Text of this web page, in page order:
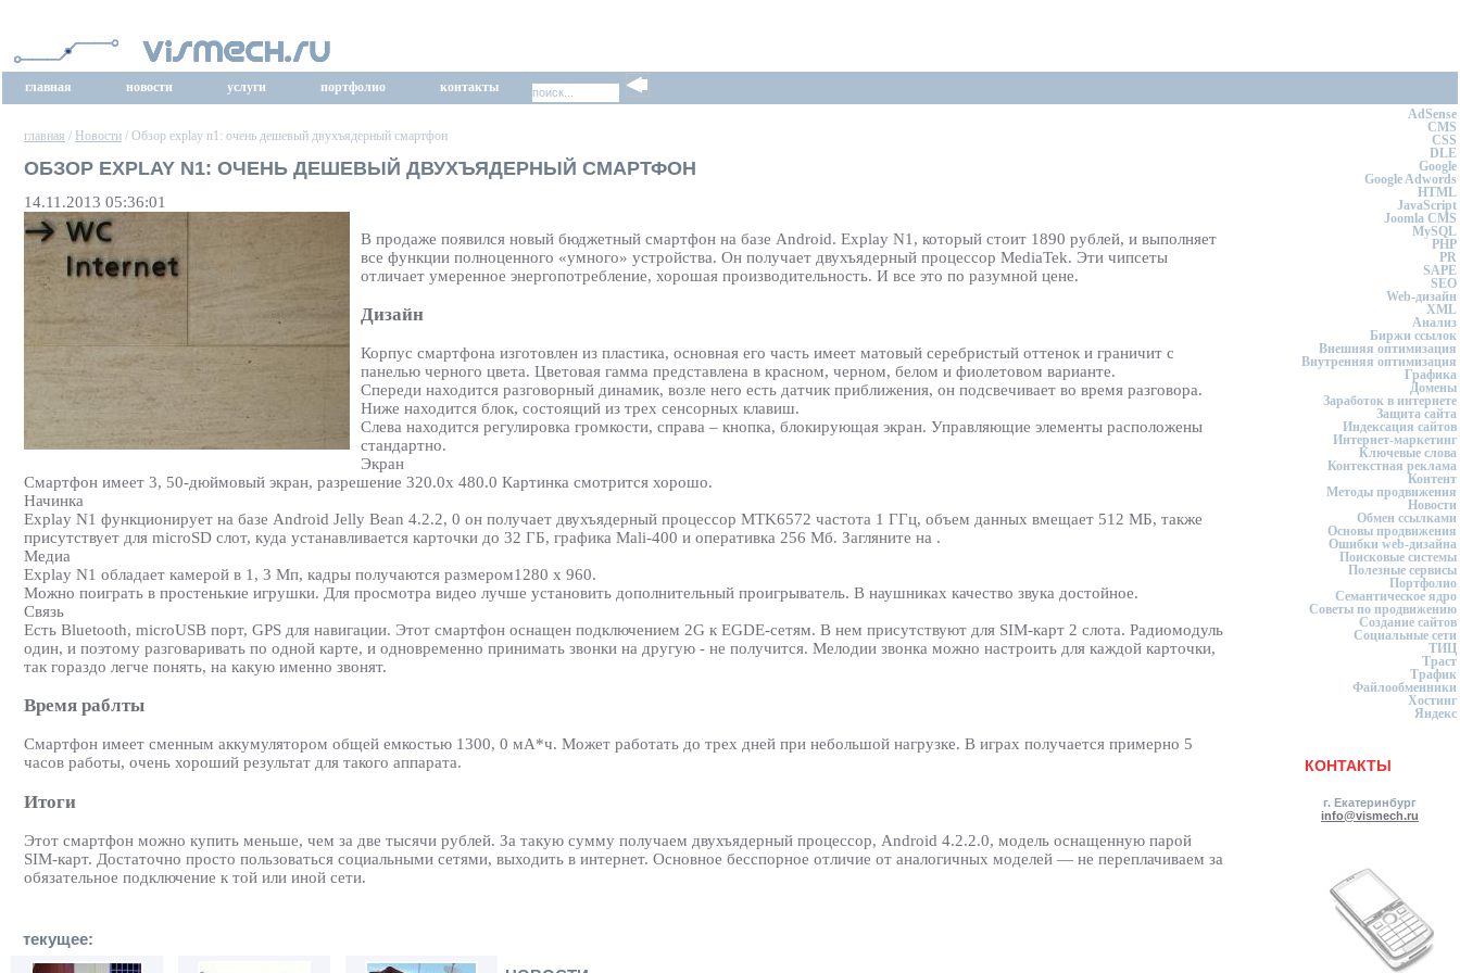
главная новости услуги портфолио контакты
главная / Новости / Обзор explay n1: очень дешевый двухъядерный смартфон
ОБЗОР EXPLAY N1: ОЧЕНЬ ДЕШЕВЫЙ ДВУХЪЯДЕРНЫЙ СМАРТФОН
14.11.2013 05:36:01
В продаже появился новый бюджетный смартфон на базе Android. Explay N1, который стоит 1890 рублей, и выполняет
все функции полноценного «умного» устройства. Он получает двухъядерный процессор MediaTek. Эти чипсеты
отличает умеренное энергопотребление, хорошая производительность. И все это по разумной цене.
Дизайн
Корпус смартфона изготовлен из пластика, основная его часть имеет матовый серебристый оттенок и граничит с
панелью черного цвета. Цветовая гамма представлена в красном, черном, белом и фиолетовом варианте.
Спереди находится разговорный динамик, возле него есть датчик приближения, он подсвечивает во время разговора.
Ниже находится блок, состоящий из трех сенсорных клавиш.
Слева находится регулировка громкости, справа – кнопка, блокирующая экран. Управляющие элементы расположены
стандартно.
Экран
Смартфон имеет 3, 50-дюймовый экран, разрешение 320.0х 480.0 Картинка смотрится хорошо.
Начинка
Explay N1 функционирует на базе Android Jelly Bean 4.2.2, 0 он получает двухъядерный процессор MTK6572 частота 1 ГГц, объем данных вмещает 512 МБ, также
присутствует для microSD слот, куда устанавливается карточки до 32 ГБ, графика Mali-400 и оперативка 256 Мб. Загляните на .
Медиа
Explay N1 обладает камерой в 1, 3 Мп, кадры получаются размером1280 х 960.
Можно поиграть в простенькие игрушки. Для просмотра видео лучше установить дополнительный проигрыватель. В наушниках качество звука достойное.
Связь
Есть Bluetooth, microUSB порт, GPS для навигации. Этот смартфон оснащен подключением 2G к EGDE-сетям. В нем присутствуют для SIM-карт 2 слота. Радиомодуль
один, и поэтому разговаривать по одной карте, и одновременно принимать звонки на другую - не получится. Мелодии звонка можно настроить для каждой карточки,
так гораздо легче понять, на какую именно звонят.
Время раблты
Смартфон имеет сменным аккумулятором общей емкостью 1300, 0 мА*ч. Может работать до трех дней при небольшой нагрузке. В играх получается примерно 5
часов работы, очень хороший результат для такого аппарата.
Итоги
Этот смартфон можно купить меньше, чем за две тысячи рублей. За такую сумму получаем двухъядерный процессор, Android 4.2.2.0, модель оснащенную парой
SIM-карт. Достаточно просто пользоваться социальными сетями, выходить в интернет. Основное бесспорное отличие от аналогичных моделей — не переплачиваем за
обязательное подключение к той или иной сети.
AdSense
CMS
CSS
DLE
Google
Google Adwords
HTML
JavaScript
Joomla CMS
MySQL
PHP
PR
SAPE
SEO
Web-дизайн
XML
Анализ
Биржи ссылок
Внешняя оптимизация
Внутренняя оптимизация
Графика
Домены
Заработок в интернете
Защита сайта
Индексация сайтов
Интернет-маркетинг
Ключевые слова
Контекстная реклама
Контент
Методы продвижения
Новости
Обмен ссылками
Основы продвижения
Ошибки web-дизайна
Поисковые системы
Полезные сервисы
Портфолио
Семантическое ядро
Советы по продвижению
Создание сайтов
Социальные сети
ТИЦ
Траст
Трафик
Файлообменники
Хостинг
Яндекс
КОНТАКТЫ
г. Екатеринбург
info@vismech.ru
текущее: